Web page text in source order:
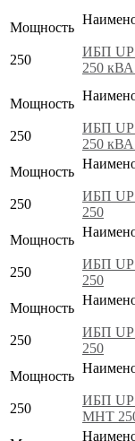
Мощность
250
ИБП
250
Мощность
250
ИБП
250
Мощность
250
ИБП
250
Мощность
250
ИБП
250
Мощность
250
ИБП
250
Мощность
250
ИБП
MHT